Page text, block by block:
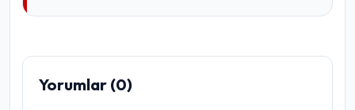
Yorumlar (0)